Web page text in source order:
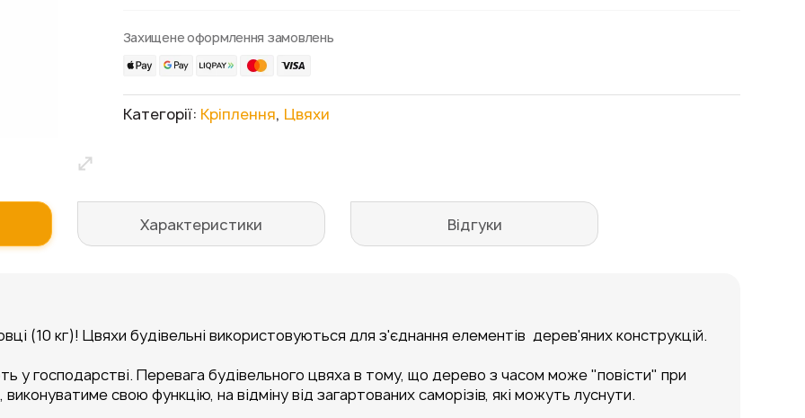
Захищене оформлення замовлень
Категорії: Кріплення, Цвяхи
(10 кг)! Цвяхи будівельні використовуються для з'єднання елементів дерев'яних конструкцій.
у господарстві. Перевага будівельного цвяха в тому, що дерево з часом може "повісти" при
свою функцію, на відміну від загартованих саморізів, які можуть луснути.
Характеристики Відгуки